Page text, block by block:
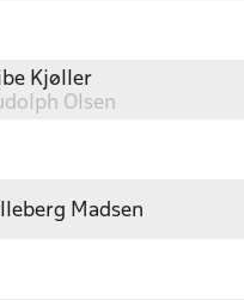
Kjøller
Olsen
Madsen